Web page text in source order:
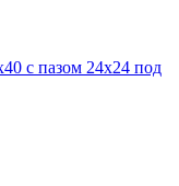
с пазом 24х24 под